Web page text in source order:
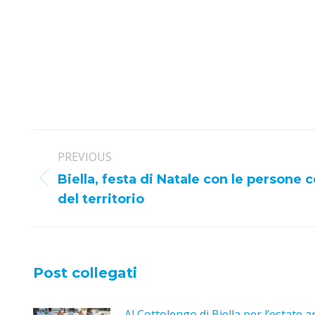
navigation
PREVIOUS
Previous
post:
Biella, festa di Natale con le persone
del territorio
Post collegati